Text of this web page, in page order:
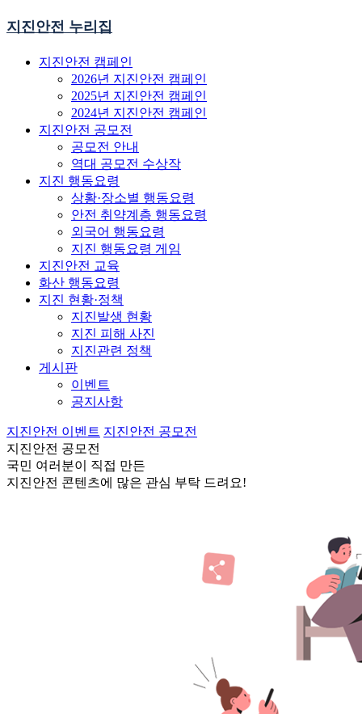
지진안전 누리집
지진안전 캠페인
2026년 지진안전 캠페인
2025년 지진안전 캠페인
2024년 지진안전 캠페인
지진안전 공모전
공모전 안내
역대 공모전 수상작
지진 행동요령
상황·장소별 행동요령
안전 취약계층 행동요령
외국어 행동요령
지진 행동요령 게임
지진안전 교육
화산 행동요령
지진 현황·정책
지진발생 현황
지진 피해 사진
지진관련 정책
게시판
이벤트
공지사항
지진안전 이벤트 지진안전 공모전
지진안전 공모전
국민 여러분이 직접 만든
지진안전 콘텐츠에 많은 관심 부탁 드려요!